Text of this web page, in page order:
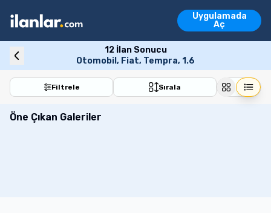
Uygulamada
Aç
Vasıta İlanlarıKonutArsa
12İlan Sonucu
Otomobil, Fiat, Tempra, 1.6
Filtrele Sırala
Öne Çıkan Galeriler
Emlak İlanları